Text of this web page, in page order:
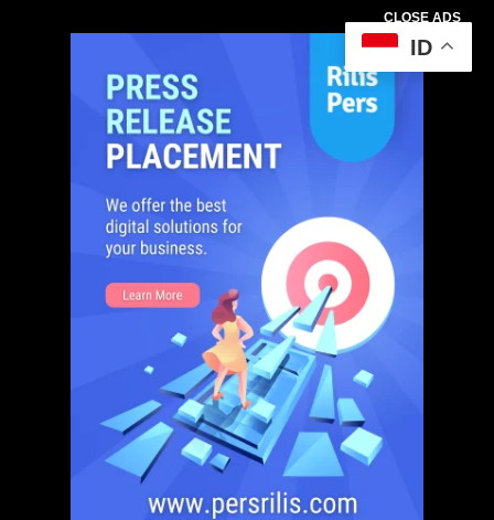
CLOSE ADS
ID